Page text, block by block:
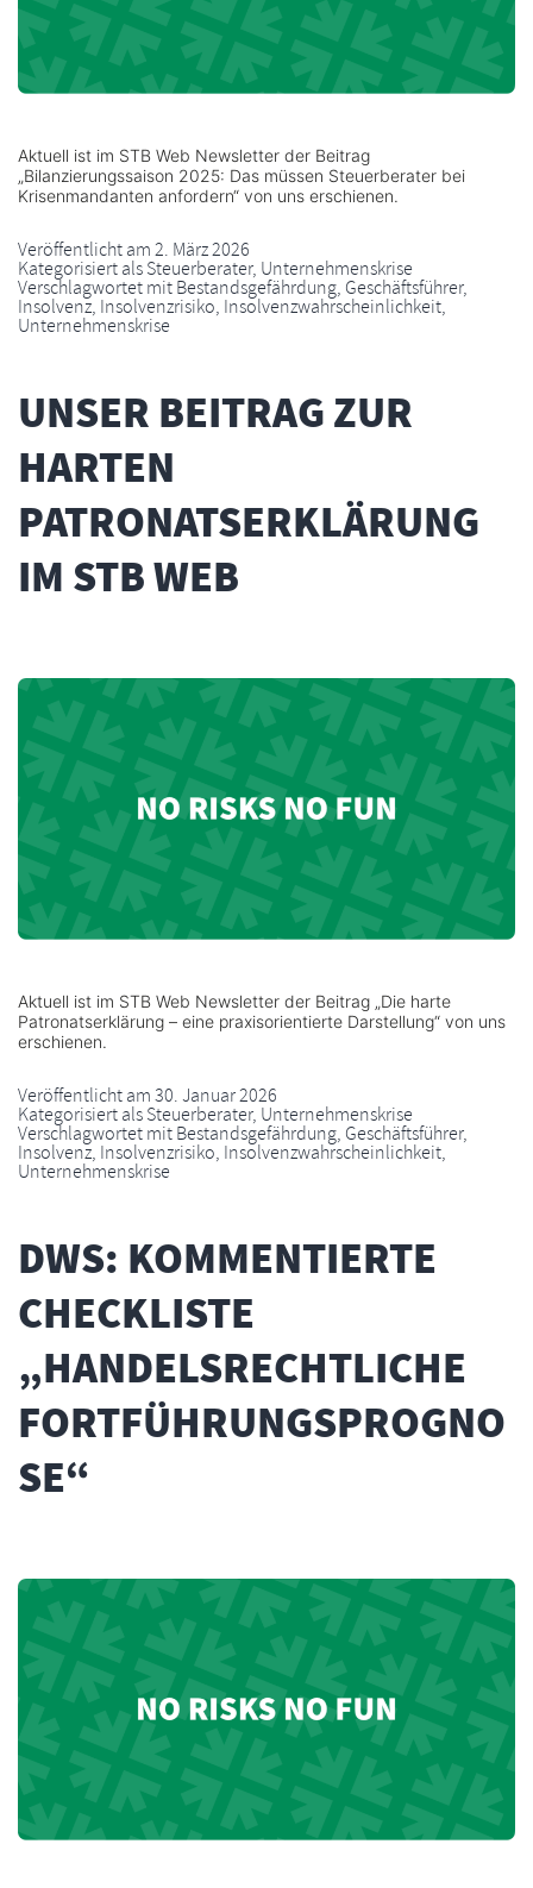
Aktuell ist im STB Web Newsletter der Beitrag
„Bilanzierungssaison 2025: Das müssen Steuerberater bei
Krisenmandanten anfordern“ von uns erschienen.
Veröffentlicht am2. März 2026
Kategorisiert alsSteuerberater, Unternehmenskrise
Verschlagwortet mitBestandsgefährdung, Geschäftsführer,
Insolvenz, Insolvenzrisiko, Insolvenzwahrscheinlichkeit,
Unternehmenskrise
UNSER BEITRAG ZUR
HARTEN
PATRONATSERKLÄRUNG
IM STB WEB
Aktuell ist im STB Web Newsletter der Beitrag „Die harte
Patronatserklärung – eine praxisorientierte Darstellung“ von uns
erschienen.
Veröffentlicht am30. Januar 2026
Kategorisiert alsSteuerberater, Unternehmenskrise
Verschlagwortet mitBestandsgefährdung, Geschäftsführer,
Insolvenz, Insolvenzrisiko, Insolvenzwahrscheinlichkeit,
Unternehmenskrise
DWS: KOMMENTIERTE
CHECKLISTE
„HANDELSRECHTLICHE
FORTFÜHRUNGSPROGNO
SE“